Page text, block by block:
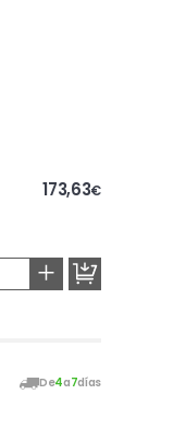
173,63€
+
De4a7días